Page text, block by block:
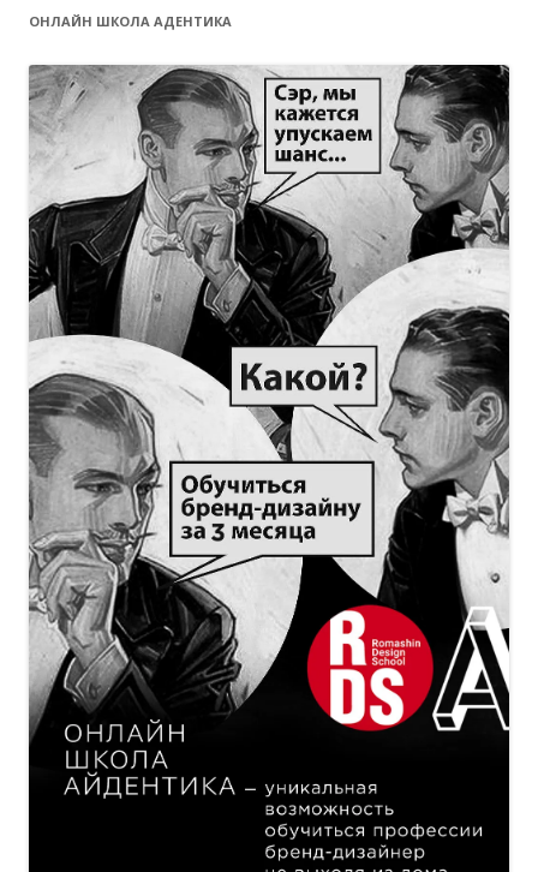
ОНЛАЙН ШКОЛА АДЕНТИКА